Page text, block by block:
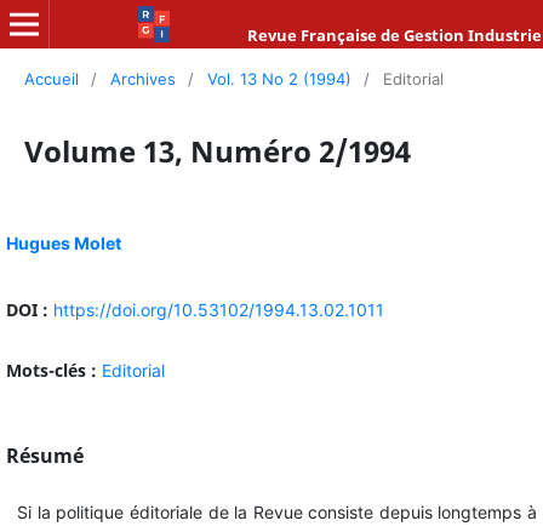
Revue Française de Gestion
Accueil / Archives / Vol. 13 No 2 (1994) / Editorial
Volume 13, Numéro 2/1994
Hugues Molet
DOI : https://doi.org/10.53102/1994.13.02.1011
Mots-clés : Editorial
Résumé
Si la politique éditoriale de la Revue consiste depuis longtemps à